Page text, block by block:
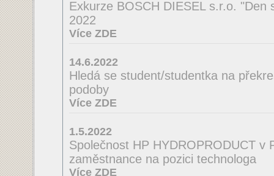
Exkurze BOSCH DIESEL s.r.o. "Den
2022
Více ZDE
14.6.2022
Hledá se student/studentka na
podoby
Více ZDE
1.5.2022
Společnost HP HYDROPRODUCT v
zaměstnance na pozici technologa
Více ZDE